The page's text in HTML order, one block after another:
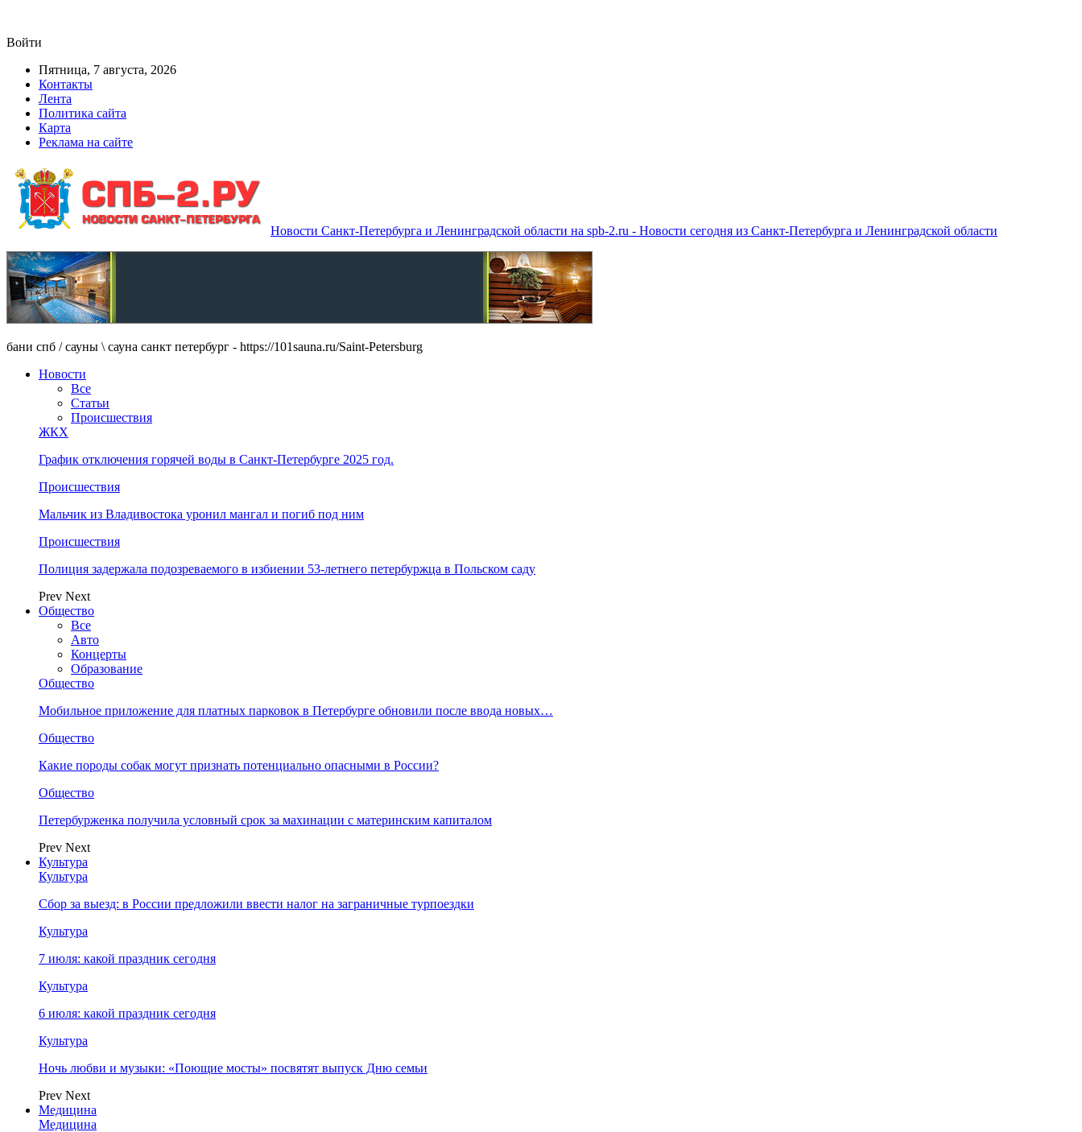
Войти
Пятница, 7 августа, 2026
Контакты
Лента
Политика сайта
Карта
Реклама на сайте
Новости Санкт-Петербурга и Ленинградской области на spb-2.ru - Новости сегодня из Санкт-Петербурга и Ленинградской области
бани спб / сауны \ сауна санкт петербург - https://101sauna.ru/Saint-Petersburg
Новости
Все
Статьи
Происшествия
ЖКХ
График отключения горячей воды в Санкт-Петербурге 2025 год.
Происшествия
Мальчик из Владивостока уронил мангал и погиб под ним
Происшествия
Полиция задержала подозреваемого в избиении 53-летнего петербуржца в Польском саду
Prev Next
Общество
Все
Авто
Концерты
Образование
Общество
Мобильное приложение для платных парковок в Петербурге обновили после ввода новых…
Общество
Какие породы собак могут признать потенциально опасными в России?
Общество
Петербурженка получила условный срок за махинации с материнским капиталом
Prev Next
Культура
Культура
Сбор за выезд: в России предложили ввести налог на заграничные турпоездки
Культура
7 июля: какой праздник сегодня
Культура
6 июля: какой праздник сегодня
Культура
Ночь любви и музыки: «Поющие мосты» посвятят выпуск Дню семьи
Prev Next
Медицина
Медицина